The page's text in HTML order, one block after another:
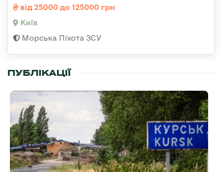
від 25000 до 125000 грн
Київ
Морська Піхота ЗСУ
ПУБЛІКАЦІЇ